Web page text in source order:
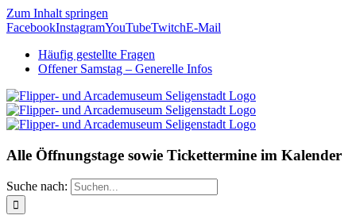
Zum Inhalt springen
FacebookInstagramYouTubeTwitchE-Mail
Häufig gestellte Fragen
Offener Samstag – Generelle Infos
Alle Öffnungstage sowie Tickettermine im Kalender
Suche nach: